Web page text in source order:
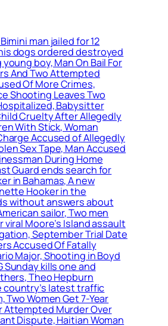
man jailed for 12
dogs ordered destroyed
boy, Man On Bail For
And Two Attempted
Of More Crimes,
Shooting Leaves Two
Babysitter
Cruelty After Allegedly
With Stick, Woman
Accused of Allegedly
Sex Tape, Man Accused
During Home
Guard ends search for
in Bahamas, A new
Hooker in the
without answers about
sailor, Two men
Moore’s Island assault
September Trial Date
Accused Of Fatally
Major, Shooting in Boyd
Sunday kills one and
Theo Hepburn
country’s latest traffic
Women Get 7-Year
Attempted Murder Over
Dispute, Haitian Woman